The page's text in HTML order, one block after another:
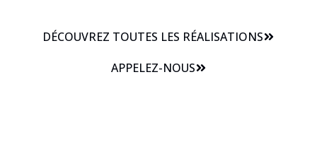
DÉCOUVREZ TOUTES LES RÉALISATIONS
APPELEZ-NOUS